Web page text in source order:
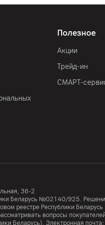
Полезное
Акции
Трейд-ин
СМАРТ-
36-2
Беларусь №02140/925.
реестре Республики
вопросы
Беларусь). Электронная почта: